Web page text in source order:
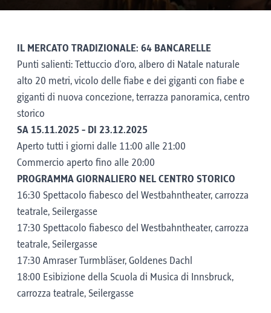
IL MERCATO TRADIZIONALE: 64 BANCARELLE
Punti salienti: Tettuccio d'oro, albero di Natale naturale
alto 20 metri, vicolo delle fiabe e dei giganti con fiabe e
giganti di nuova concezione, terrazza panoramica, centro
storico
SA 15.11.2025 - DI 23.12.2025
Aperto tutti i giorni dalle 11:00 alle 21:00
Commercio aperto fino alle 20:00
PROGRAMMA GIORNALIERO NEL CENTRO STORICO
16:30 Spettacolo fiabesco del Westbahntheater, carrozza
teatrale, Seilergasse
17:30 Spettacolo fiabesco del Westbahntheater, carrozza
teatrale, Seilergasse
17:30 Amraser Turmbläser, Goldenes Dachl
18:00 Esibizione della Scuola di Musica di Innsbruck,
carrozza teatrale, Seilergasse